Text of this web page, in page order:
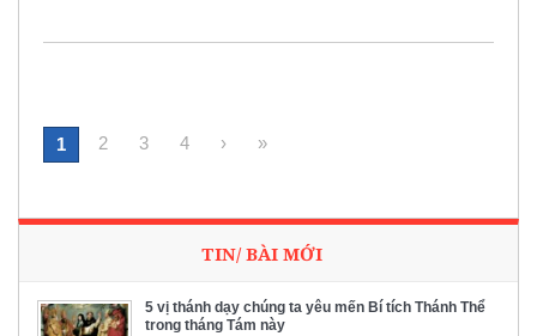
1 2 3 4 › »
TIN/ BÀI MỚI
5 vị thánh dạy chúng ta yêu mến Bí tích Thánh Thể
trong tháng Tám này